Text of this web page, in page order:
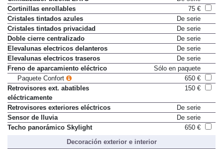
Cortinillas enrollables
75 €
Cristales tintados azules
De serie
Cristales tintados privacidad
De serie
Doble cierre centralizado
De serie
Elevalunas electricos delanteros
De serie
Elevalunas electricos traseros
De serie
Freno de aparcamiento eléctrico
Sólo en paquete
Paquete Confort
650 €
Retrovisores ext. abatibles
eléctricamente
150 €
Retrovisores exteriores eléctricos
De serie
Sensor de lluvia
De serie
Techo panorámico Skylight
650 €
Decoración exterior e interior